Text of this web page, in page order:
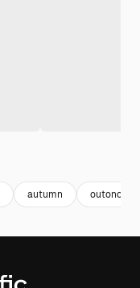
autumn outono